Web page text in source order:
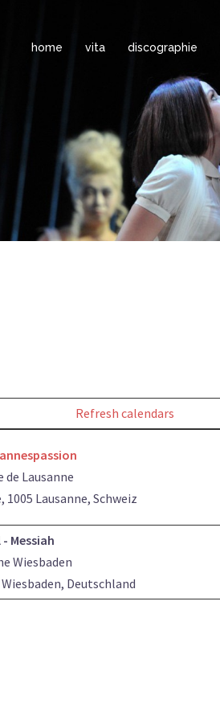
home vita discographie
Refresh calendars
de Lausanne
Lausanne, Schweiz
Messiah
Wiesbaden
Deutschland